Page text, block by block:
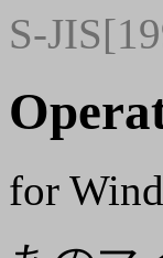
S-
for